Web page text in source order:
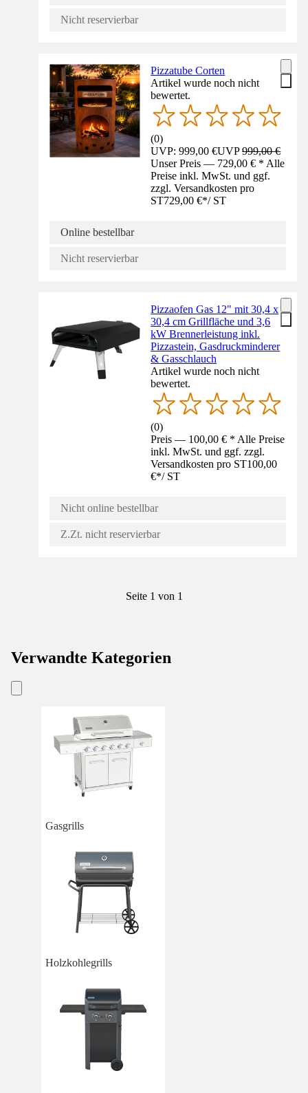
Nicht reservierbar
Pizzatube Corten
Artikel wurde noch nicht
bewertet.
(0)
UVP: 999,00 €UVP999,00 €
Unser Preis — 729,00 € * Alle
Preise inkl. MwSt. und ggf.
zzgl. Versandkosten pro
ST729,00 €*/ ST
Online bestellbar
Nicht reservierbar
Pizzaofen Gas 12" mit 30,4 x
30,4 cm Grillfläche und 3,6
kW Brennerleistung inkl.
Pizzastein, Gasdruckminderer
& Gasschlauch
Artikel wurde noch nicht
bewertet.
(0)
Preis — 100,00 € * Alle Preise
inkl. MwSt. und ggf. zzgl.
Versandkosten pro ST100,00
€*/ ST
Nicht online bestellbar
Z.Zt. nicht reservierbar
Seite 1 von 1
Verwandte Kategorien
Gasgrills
Holzkohlegrills